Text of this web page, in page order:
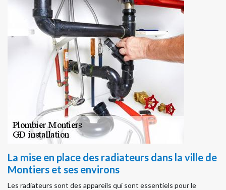
La mise en place des radiateurs dans la ville de
Montiers et ses environs
Les radiateurs sont des appareils qui sont essentiels pour le